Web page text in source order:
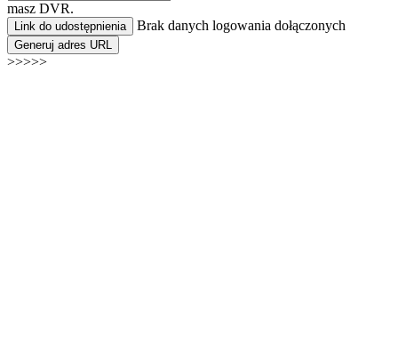
masz DVR.
Link do udostępnienia Brak danych logowania dołączonych
Generuj adres URL
>>>>>